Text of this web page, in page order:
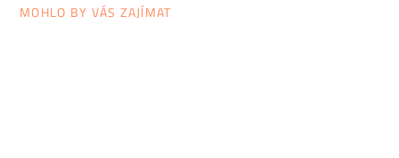
MOHLO BY VÁS ZAJÍMAT